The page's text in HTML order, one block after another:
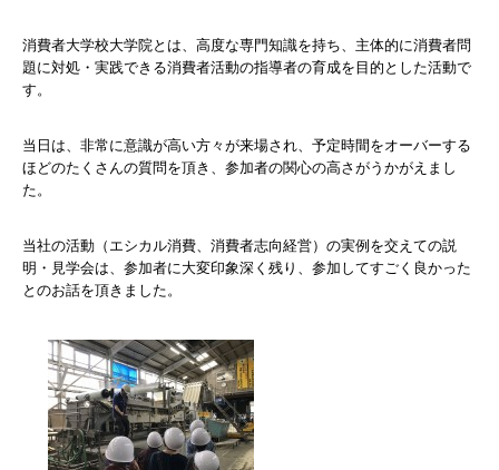
消費者大学校大学院とは、高度な専門知識を持ち、主体的に消費者問
題に対処・実践できる消費者活動の指導者の育成を目的とした活動で
す。
当日は、非常に意識が高い方々が来場され、予定時間をオーバーする
ほどのたくさんの質問を頂き、参加者の関心の高さがうかがえまし
た。
当社の活動（エシカル消費、消費者志向経営）の実例を交えての説
明・見学会は、参加者に大変印象深く残り、参加してすごく良かった
とのお話を頂きました。